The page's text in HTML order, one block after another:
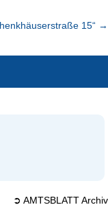
15“ →
➲ AMTSBLATT Archiv